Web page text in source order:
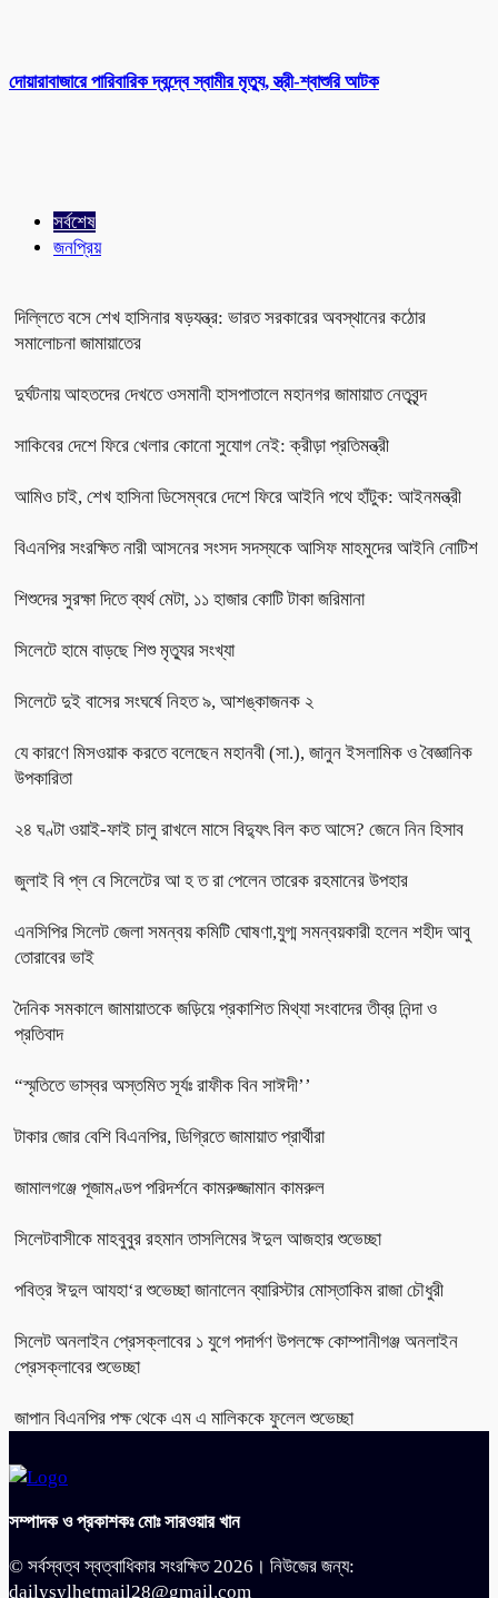
দোয়ারাবাজারে পারিবারিক দ্বন্দ্বে স্বামীর মৃত্যু, স্ত্রী-শ্বাশুরি আটক
সর্বশেষ
জনপ্রিয়
দিল্লিতে বসে শেখ হাসিনার ষড়যন্ত্র: ভারত সরকারের অবস্থানের কঠোর
সমালোচনা জামায়াতের
দুর্ঘটনায় আহতদের দেখতে ওসমানী হাসপাতালে মহানগর জামায়াত নেতৃবৃন্দ
সাকিবের দেশে ফিরে খেলার কোনো সুযোগ নেই: ক্রীড়া প্রতিমন্ত্রী
আমিও চাই, শেখ হাসিনা ডিসেম্বরে দেশে ফিরে আইনি পথে হাঁটুক: আইনমন্ত্রী
বিএনপির সংরক্ষিত নারী আসনের সংসদ সদস্যকে আসিফ মাহমুদের আইনি নোটিশ
শিশুদের সুরক্ষা দিতে ব্যর্থ মেটা, ১১ হাজার কোটি টাকা জরিমানা
সিলেটে হামে বাড়ছে শিশু মৃত্যুর সংখ্যা
সিলেটে দুই বাসের সংঘর্ষে নিহত ৯, আশঙ্কাজনক ২
যে কারণে মিসওয়াক করতে বলেছেন মহানবী (সা.), জানুন ইসলামিক ও বৈজ্ঞানিক
উপকারিতা
২৪ ঘণ্টা ওয়াই-ফাই চালু রাখলে মাসে বিদ্যুৎ বিল কত আসে? জেনে নিন হিসাব
জুলাই বি প্ল বে সিলেটের আ হ ত রা পেলেন তারেক রহমানের উপহার
এনসিপির সিলেট জেলা সমন্বয় কমিটি ঘোষণা,যুগ্ম সমন্বয়কারী হলেন শহীদ আবু
তোরাবের ভাই
দৈনিক সমকালে জামায়াতকে জড়িয়ে প্রকাশিত মিথ্যা সংবাদের তীব্র নিন্দা ও
প্রতিবাদ
“স্মৃতিতে ভাস্বর অস্তমিত সূর্যঃ রাফীক বিন সাঈদী’’
টাকার জোর বেশি বিএনপির, ডিগ্রিতে জামায়াত প্রার্থীরা
জামালগঞ্জে পূজামণ্ডপ পরিদর্শনে কামরুজ্জামান কামরুল
সিলেটবাসীকে মাহবুবুর রহমান তাসলিমের ঈদুল আজহার শুভেচ্ছা
পবিত্র ঈদুল আযহা‘র শুভেচ্ছা জানালেন ব্যারিস্টার মোস্তাকিম রাজা চৌধুরী
সিলেট অনলাইন প্রেসক্লাবের ১ যুগে পদার্পণ উপলক্ষে কোম্পানীগঞ্জ অনলাইন
প্রেসক্লাবের শুভেচ্ছা
জাপান বিএনপির পক্ষ থেকে এম এ মালিককে ফুলেল শুভেচ্ছা
সম্পাদক ও প্রকাশকঃ মোঃ সারওয়ার খান
© সর্বস্বত্ব স্বত্বাধিকার সংরক্ষিত 2026। নিউজের জন্য:
dailysylhetmail28@gmail.com